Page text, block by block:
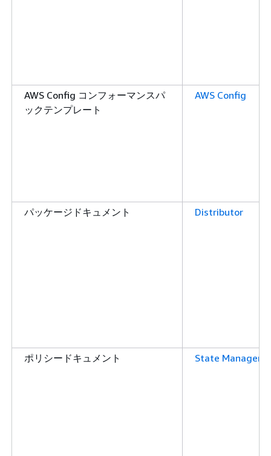
AWS Config コンフォーマンスパ
ックテンプレート
AWS Config
パッケージドキュメント Distributor
ポリシードキュメント State Manager